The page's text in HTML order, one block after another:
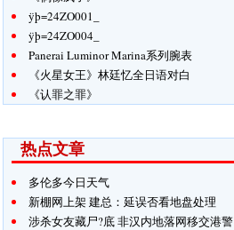
ÿþ=24ZO001_
ÿþ=24ZO004_
Panerai Luminor Marina系列腕表
《火星女王》林廷忆全日语对白
《认罪之罪》
热点文章
多伦多今日天气
新棚网上架 建总：延误否看地盘处理
涉杀女友藏尸?底 非汉内地落网移交港警